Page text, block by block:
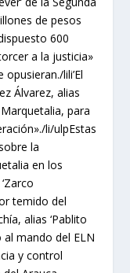
de pesos
600
a la justicia»
lili’El
Álvarez, alias
para
li/ulpEstas
la
en los
temido del
alias ‘Pablito
al mando del ELN
y control